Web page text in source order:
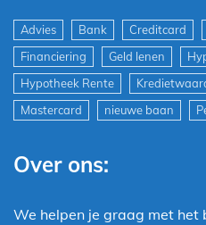
Advies Bank Creditcard
Financiering
Geld lenen
Hypotheek Rente
Mastercard
nieuwe baan
Over ons:
We helpen je graag met het